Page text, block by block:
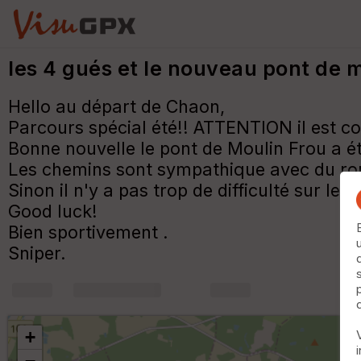
les 4 gués et le nouveau pont de
Hello au départ de Chaon,
Parcours spécial été!! ATTENTION il est
Bonne nouvelle le pont de Moulin Frou a
Les chemins sont sympathique avec du
Sinon il n'y a pas trop de difficulté sur le
Good luck!
Bien sportivement .
Sniper.
+